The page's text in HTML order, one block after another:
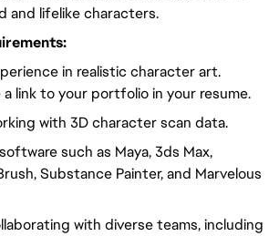
and lifelike characters.
in realistic character art.
a link to your portfolio in your resume.
with 3D character scan data.
such as Maya, 3ds Max,
Substance Painter, and Marvelous
with diverse teams, including